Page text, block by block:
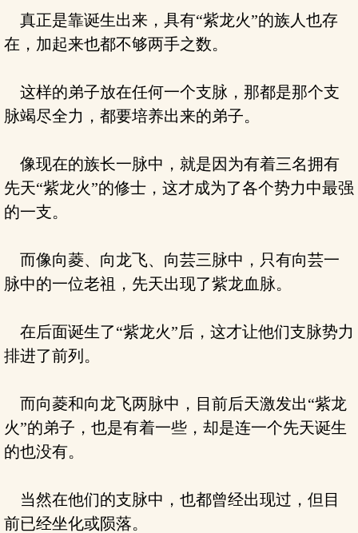
真正是靠诞生出来，具有“紫龙火”的族人也存
在，加起来也都不够两手之数。
这样的弟子放在任何一个支脉，那都是那个支
脉竭尽全力，都要培养出来的弟子。
像现在的族长一脉中，就是因为有着三名拥有
先天“紫龙火”的修士，这才成为了各个势力中最强
的一支。
而像向菱、向龙飞、向芸三脉中，只有向芸一
脉中的一位老祖，先天出现了紫龙血脉。
在后面诞生了“紫龙火”后，这才让他们支脉势力
排进了前列。
而向菱和向龙飞两脉中，目前后天激发出“紫龙
火”的弟子，也是有着一些，却是连一个先天诞生
的也没有。
当然在他们的支脉中，也都曾经出现过，但目
前已经坐化或陨落。